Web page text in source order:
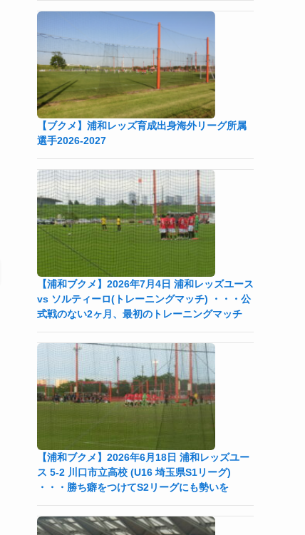
【ブクメ】浦和レッズ育成出身海外リーグ所属
選手2026-2027
【浦和ブクメ】2026年7月4日 浦和レッズユース
vs ソルティーロ(トレーニングマッチ) ・・・公
式戦のない2ヶ月、最初のトレーニングマッチ
【浦和ブクメ】2026年6月18日 浦和レッズユー
ス 5-2 川口市立高校 (U16 埼玉県S1リーグ)
・・・勝ち癖をつけてS2リーグにも勢いを